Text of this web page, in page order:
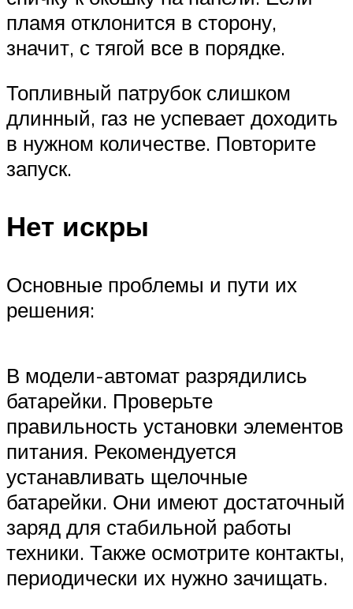
пламя отклонится в сторону,
значит, с тягой все в порядке.
Топливный патрубок слишком
длинный, газ не успевает доходить
в нужном количестве. Повторите
запуск.
Нет искры
Основные проблемы и пути их
решения:
В модели-автомат разрядились
батарейки. Проверьте
правильность установки элементов
питания. Рекомендуется
устанавливать щелочные
батарейки. Они имеют достаточный
заряд для стабильной работы
техники. Также осмотрите контакты,
периодически их нужно зачищать.